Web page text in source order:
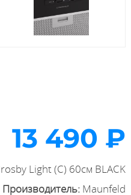
13 490 ₽
Light (C) 60см BLACK
Производитель: Maunfeld